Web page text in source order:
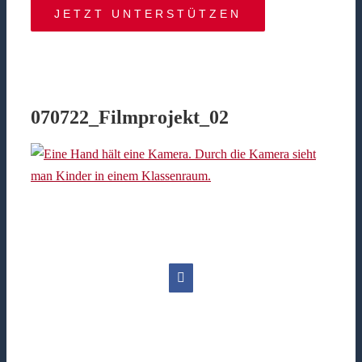
JETZT UNTERSTÜTZEN
070722_Filmprojekt_02
Facebook